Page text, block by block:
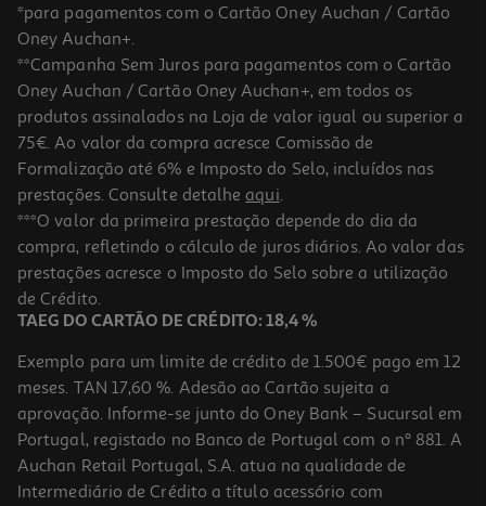
Espumante Raposeira Super Reserva Meio Seco 0.75l
18.39 €/Lt
13,79 €
*para pagamentos com o Cartão Oney Auchan / Cartão
Oney Auchan+.
**Campanha Sem Juros para pagamentos com o Cartão
Oney Auchan / Cartão Oney Auchan+, em todos os
produtos assinalados na Loja de valor igual ou superior a
75€. Ao valor da compra acresce Comissão de
Formalização até 6% e Imposto do Selo, incluídos nas
prestações. Consulte detalhe aqui.
***O valor da primeira prestação depende do dia da
compra, refletindo o cálculo de juros diários. Ao valor das
prestações acresce o Imposto do Selo sobre a utilização
de Crédito.
TAEG DO CARTÃO DE CRÉDITO: 18,4 %
Exemplo para um limite de crédito de 1.500€ pago em 12
meses. TAN 17,60 %. Adesão ao Cartão sujeita a
aprovação. Informe-se junto do Oney Bank – Sucursal em
Portugal, registado no Banco de Portugal com o nº 881. A
Auchan Retail Portugal, S.A. atua na qualidade de
Intermediário de Crédito a título acessório com